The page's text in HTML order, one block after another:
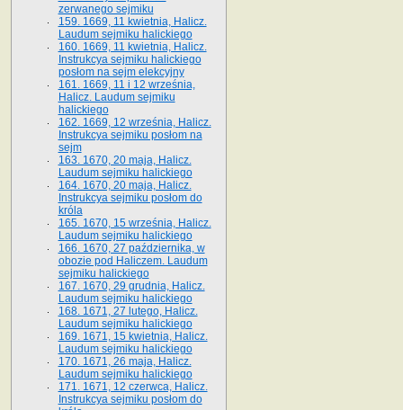
zerwanego sejmiku
159. 1669, 11 kwietnia, Halicz.
Laudum sejmiku halickiego
160. 1669, 11 kwietnia, Halicz.
Instrukcya sejmiku halickiego
posłom na sejm elekcyjny
161. 1669, 11 i 12 września,
Halicz. Laudum sejmiku
halickiego
162. 1669, 12 września, Halicz.
Instrukcya sejmiku posłom na
sejm
163. 1670, 20 maja, Halicz.
Laudum sejmiku halickiego
164. 1670, 20 maja, Halicz.
Instrukcya sejmiku posłom do
króla
165. 1670, 15 września, Halicz.
Laudum sejmiku halickiego
166. 1670, 27 października, w
obozie pod Haliczem. Laudum
sejmiku halickiego
167. 1670, 29 grudnia, Halicz.
Laudum sejmiku halickiego
168. 1671, 27 lutego, Halicz.
Laudum sejmiku halickiego
169. 1671, 15 kwietnia, Halicz.
Laudum sejmiku halickiego
170. 1671, 26 maja, Halicz.
Laudum sejmiku halickiego
171. 1671, 12 czerwca, Halicz.
Instrukcya sejmiku posłom do